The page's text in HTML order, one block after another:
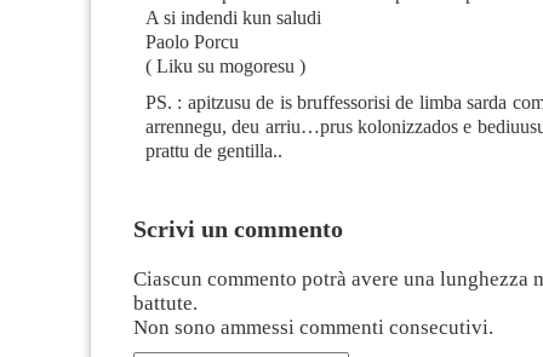
A si indendi kun saludi
Paolo Porcu
( Liku su mogoresu )
PS. : apitzusu de is bruffessorisi de limba sarda
arrennegu, deu arriu…prus kolonizzados e
prattu de gentilla..
Scrivi un commento
Ciascun commento potrà avere una lunghezza
battute.
Non sono ammessi commenti consecutivi.